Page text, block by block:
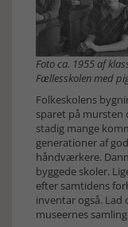
Foto ca. 1955 af
Fællesskolen med
Folkeskolens
sparet på mursten
stadig mange
generationer af
håndværkere.
byggede skoler.
efter samtidens
inventar også. Lad
museernes